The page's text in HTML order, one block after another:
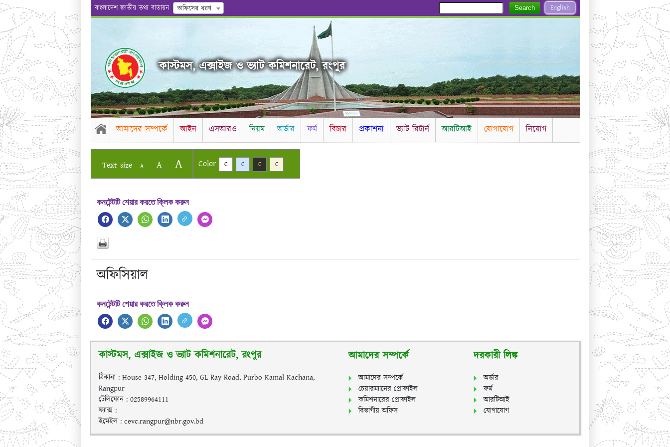
বাংলাদেশ জাতীয় তথ্য বাতায়ন অফিসের ধরণ English
Search
কাস্টমস, এক্সাইজ ও ভ্যাট কমিশনারেট, রংপুর
আমাদের সম্পর্কে আইন এসআরও নিয়ম অর্ডার ফর্ম বিচার প্রকাশনা ভ্যাট রিটার্ন আরটিআই যোগাযোগ নিয়োগ
Text size A A A Color C C C C
কনটেন্টটি শেয়ার করতে ক্লিক করুন
অফিসিয়াল
কনটেন্টটি শেয়ার করতে ক্লিক করুন
কাস্টমস, এক্সাইজ ও ভ্যাট কমিশনারেট, রংপুর
ঠিকানা : House 347, Holding 450, GL Ray Road, Purbo Kamal Kachana,
Rangpur
টেলিফোন : 02589964111
ফ্যাক্স :
ইমেইল : cevc.rangpur@nbr.gov.bd
আমাদের সম্পর্কে
আমাদের সম্পর্কে
চেয়ারম্যানের প্রোফাইল
কমিশনারের প্রোফাইল
বিভাগীয় অফিস
দরকারী লিঙ্ক
অর্ডার
ফর্ম
আরটিআই
যোগাযোগ